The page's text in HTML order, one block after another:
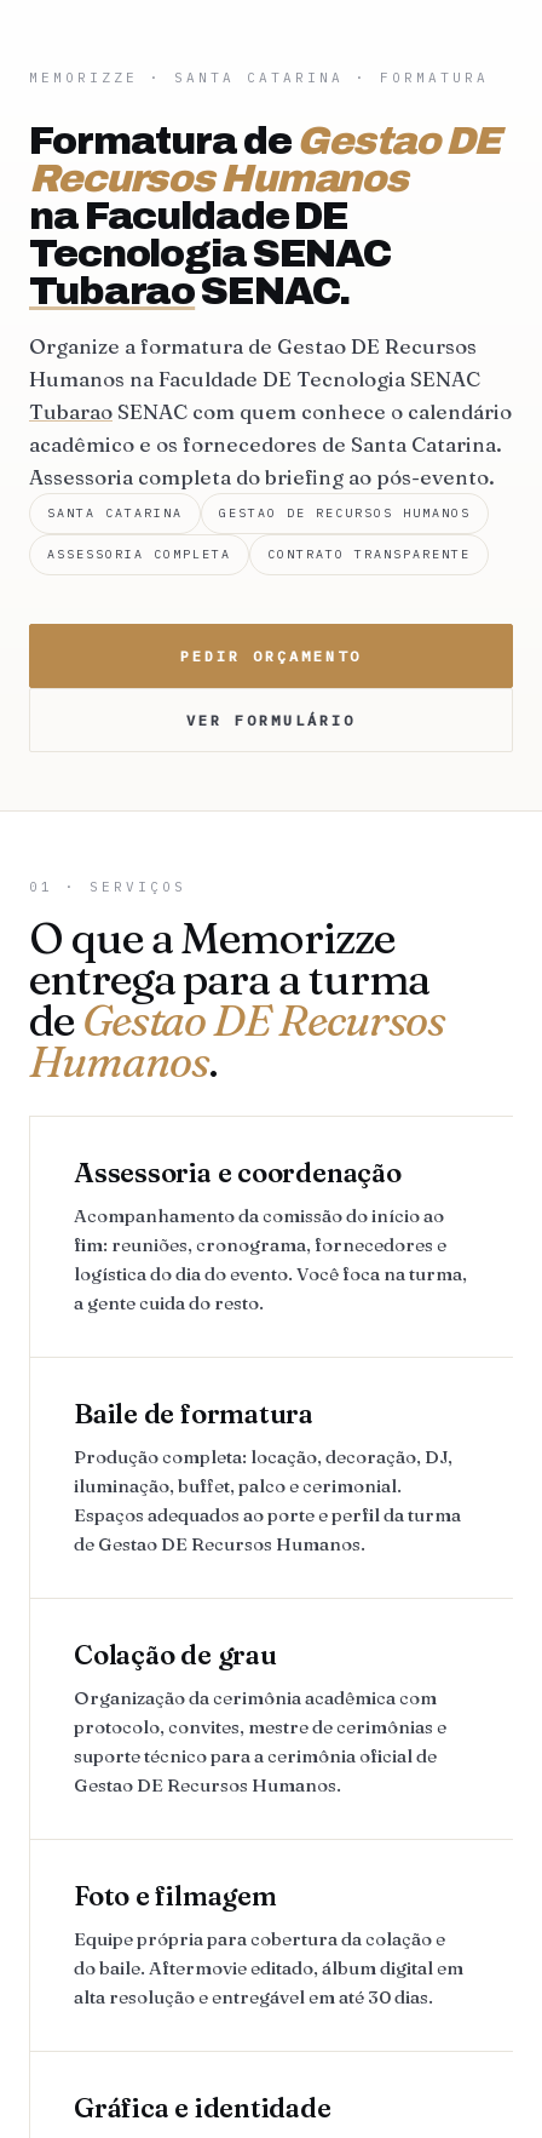
MEMORIZZE · SANTA CATARINA · FORMATURA
Formatura de Gestao DE
Recursos Humanos
na Faculdade DE
Tecnologia SENAC
TubaraoSENAC.
Organize a formatura de Gestao DE Recursos
Humanos na Faculdade DE Tecnologia SENAC
Tubarao SENAC com quem conhece o calendário
acadêmico e os fornecedores de Santa Catarina.
Assessoria completa do briefing ao pós-evento.
SANTA CATARINA GESTAO DE RECURSOS HUMANOS
ASSESSORIA COMPLETA CONTRATO TRANSPARENTE
PEDIR ORÇAMENTO
VER FORMULÁRIO
01 · SERVIÇOS
O que a Memorizze
entrega para a turma
deGestao DE Recursos
Humanos.
Assessoria e coordenação
Acompanhamento da comissão do início ao
fim: reuniões, cronograma, fornecedores e
logística do dia do evento. Você foca na turma,
a gente cuida do resto.
Baile de formatura
Produção completa: locação, decoração, DJ,
iluminação, buffet, palco e cerimonial.
Espaços adequados ao porte e perfil da turma
de Gestao DE Recursos Humanos.
Colação de grau
Organização da cerimônia acadêmica com
protocolo, convites, mestre de cerimônias e
suporte técnico para a cerimônia oficial de
Gestao DE Recursos Humanos.
Foto e filmagem
Equipe própria para cobertura da colação e
do baile. Aftermovie editado, álbum digital em
alta resolução e entregável em até 30 dias.
Gráfica e identidade